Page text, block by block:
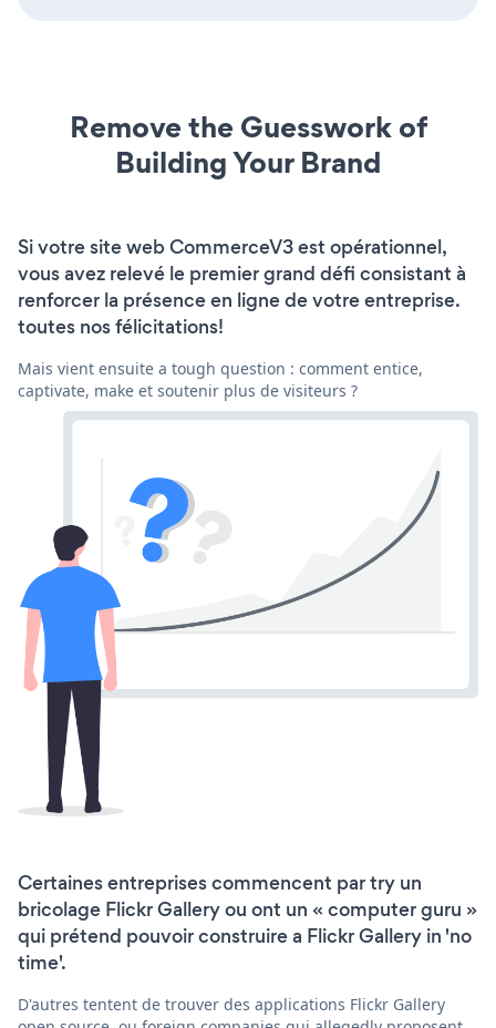
Remove the Guesswork of
Building Your Brand
Si votre site web CommerceV3 est opérationnel,
vous avez relevé le premier grand défi consistant à
renforcer la présence en ligne de votre entreprise.
toutes nos félicitations!
Mais vient ensuite a tough question : comment entice,
captivate, make et soutenir plus de visiteurs ?
Certaines entreprises commencent par try un
bricolage Flickr Gallery ou ont un « computer guru »
qui prétend pouvoir construire a Flickr Gallery in 'no
time'.
D'autres tentent de trouver des applications Flickr Gallery